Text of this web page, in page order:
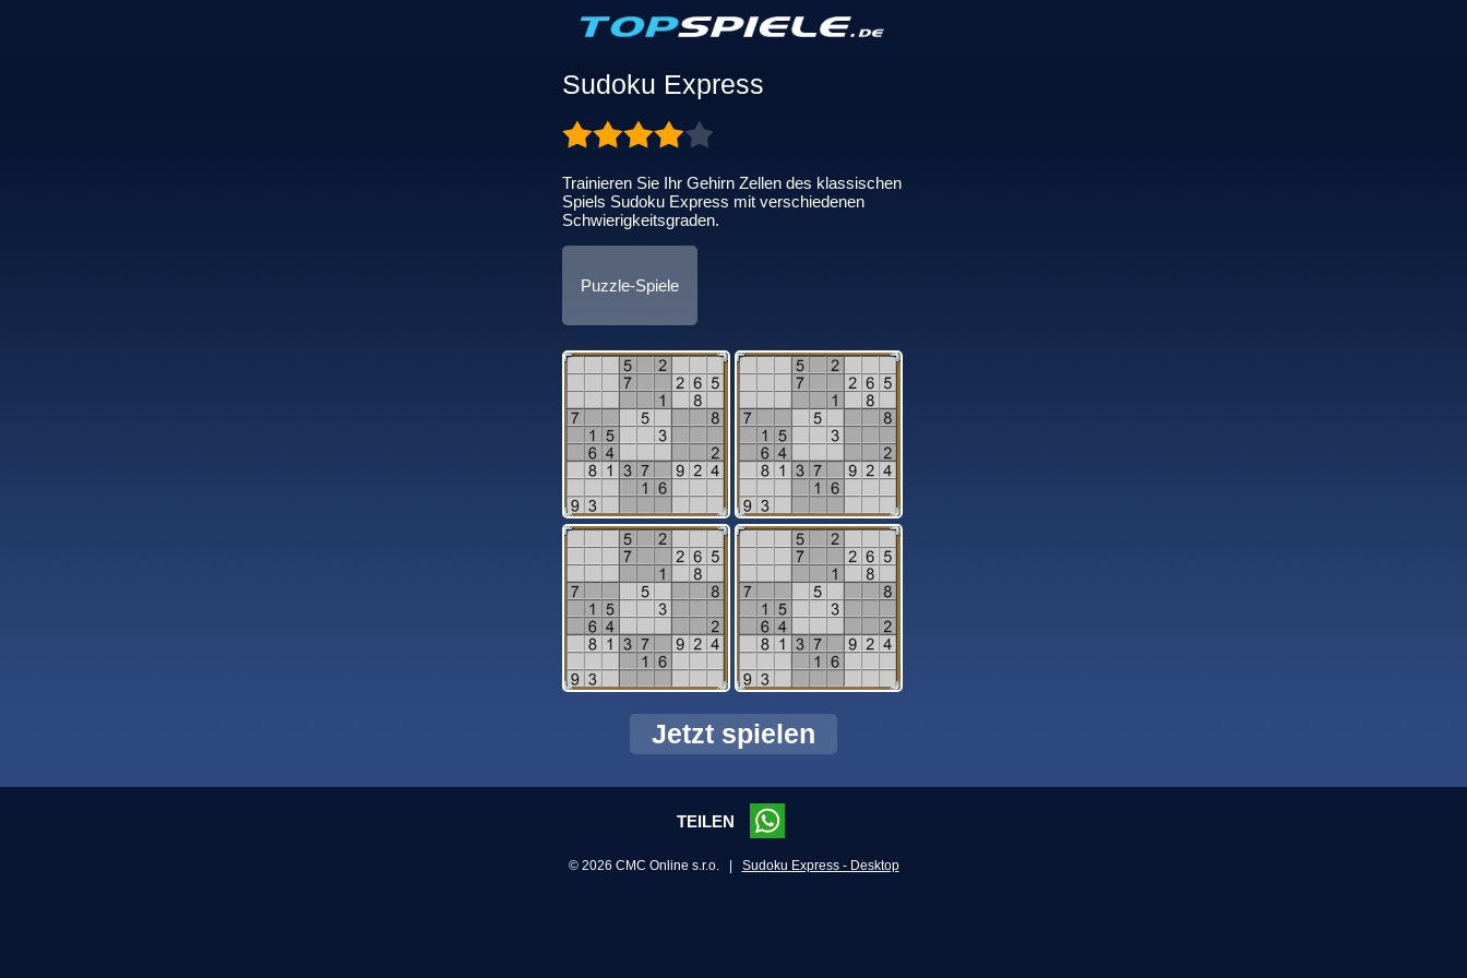
Sudoku Express
Trainieren Sie Ihr Gehirn Zellen des klassischen
Spiels Sudoku Express mit verschiedenen
Schwierigkeitsgraden.
Puzzle-Spiele
Jetzt spielen
TEILEN
© 2026 CMC Online s.r.o. | Sudoku Express - Desktop